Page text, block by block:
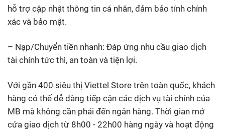
hỗ trợ cập nhật thông tin cá nhân, đảm bảo tính chính
xác và bảo mật.
– Nạp/Chuyển tiền nhanh: Đáp ứng nhu cầu giao dịch
tài chính tức thì, an toàn và tiện lợi.
Với gần 400 siêu thị Viettel Store trên toàn quốc, khách
hàng có thể dễ dàng tiếp cận các dịch vụ tài chính của
MB mà không cần phải đến ngân hàng. Thời gian mở
cửa giao dịch từ 8h00 - 22h00 hàng ngày và hoạt động